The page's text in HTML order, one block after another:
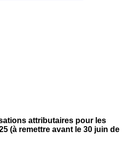
attributaires pour les
(à remettre avant le 30 juin de